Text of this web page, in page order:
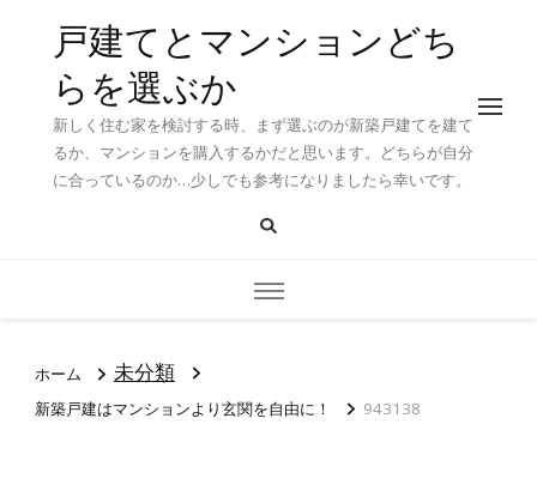
戸建てとマンションどち
らを選ぶか
新しく住む家を検討する時、まず選ぶのが新築戸建てを建て
るか、マンションを購入するかだと思います。どちらが自分
に合っているのか…少しでも参考になりましたら幸いです。
ホーム 未分類
新築戸建はマンションより玄関を自由に！ 943138